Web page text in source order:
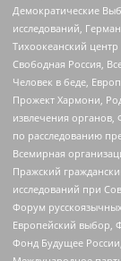
Демократические
исследований,
Тихоокеанский
Свободная Россия,
Человек в беде,
Прожект Хармони,
извлечения
по расследованию
Всемирная
Пражский
исследований при
Форум
Европейский выбор,
Фонд Будущее